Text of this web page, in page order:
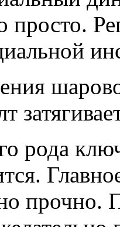
просто.
рода
прочно.